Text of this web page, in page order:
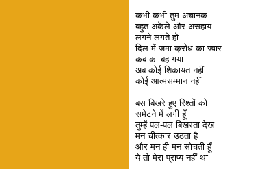
कभी-कभी तुम अचानक
बहुत अकेले और असहाय
लगने लगते हो
दिल में जमा क्रोध का ज्वार
कब का बह गया
अब कोई शिकायत नहीं
कोई आत्मसम्मान नहीं
बस बिखरे हुए रिश्तों को
समेटने में लगी हूँ
तुम्हें पल-पल बिखरता देख
मन चीत्कार उठता है
और मन ही मन सोचती हूँ
ये तो मेरा प्राप्य नहीं था